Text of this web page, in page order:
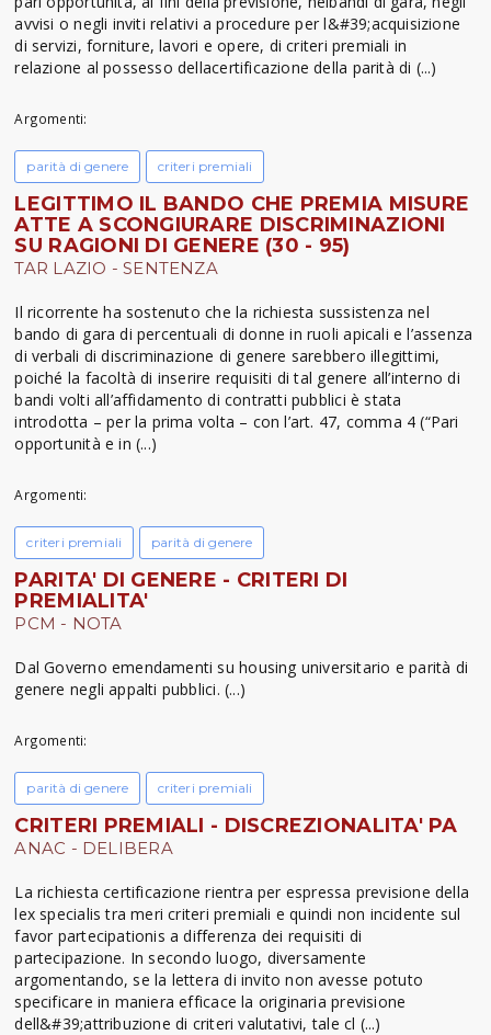
avvisi o negli inviti relativi a procedure per l&#39;acquisizione
di servizi, forniture, lavori e opere, di criteri premiali in
relazione al possesso dellacertificazione della parità di (...)
Argomenti:
parità di genere criteri premiali
LEGITTIMO IL BANDO CHE PREMIA MISURE
ATTE A SCONGIURARE DISCRIMINAZIONI
SU RAGIONI DI GENERE (30 - 95)
TAR LAZIO - SENTENZA
Il ricorrente ha sostenuto che la richiesta sussistenza nel
bando di gara di percentuali di donne in ruoli apicali e l’assenza
di verbali di discriminazione di genere sarebbero illegittimi,
poiché la facoltà di inserire requisiti di tal genere all’interno di
bandi volti all’affidamento di contratti pubblici è stata
introdotta – per la prima volta – con l’art. 47, comma 4 (“Pari
opportunità e in (...)
Argomenti:
criteri premiali parità di genere
PARITA' DI GENERE - CRITERI DI
PREMIALITA'
PCM - NOTA
Dal Governo emendamenti su housing universitario e parità di
genere negli appalti pubblici. (...)
Argomenti:
parità di genere criteri premiali
CRITERI PREMIALI - DISCREZIONALITA' PA
ANAC - DELIBERA
La richiesta certificazione rientra per espressa previsione della
lex specialis tra meri criteri premiali e quindi non incidente sul
favor partecipationis a differenza dei requisiti di
partecipazione. In secondo luogo, diversamente
argomentando, se la lettera di invito non avesse potuto
specificare in maniera efficace la originaria previsione
dell&#39;attribuzione di criteri valutativi, tale cl (...)